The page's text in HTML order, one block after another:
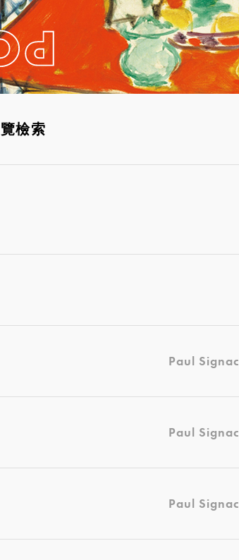
檢索
Paul Signac
Paul Signac
Paul Signac